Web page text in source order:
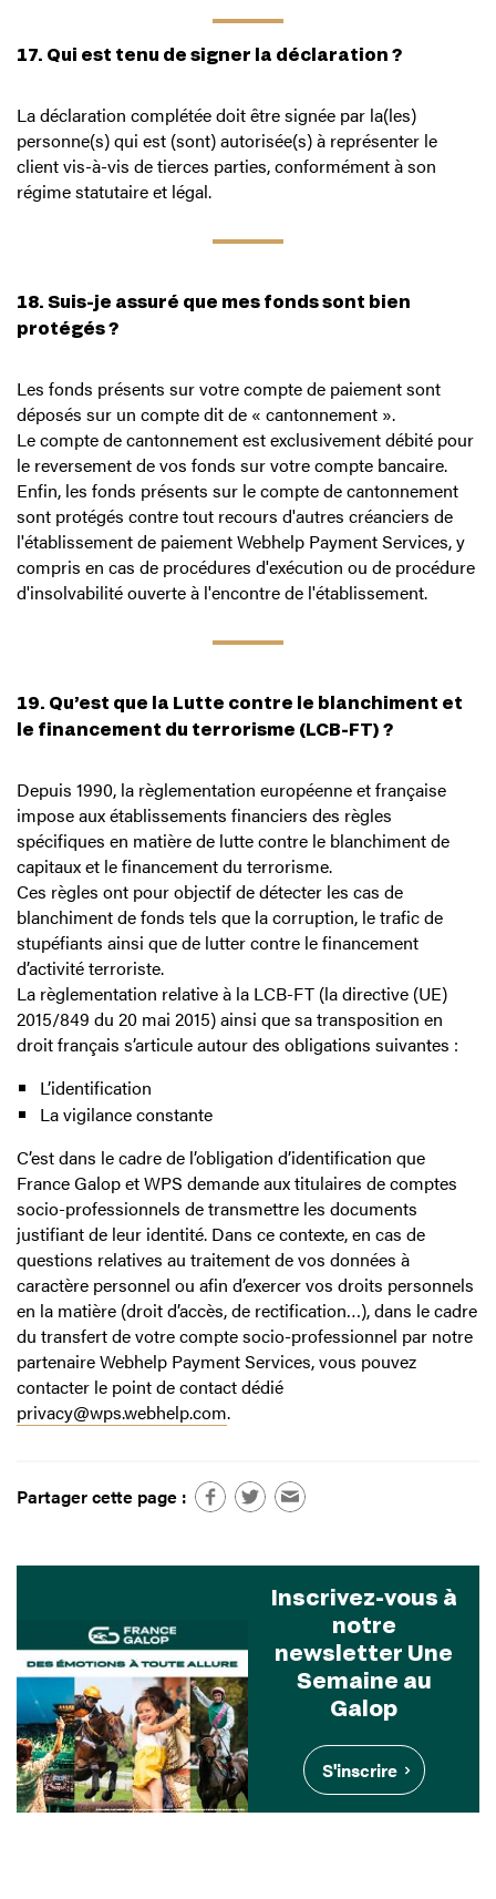
17. Qui est tenu de signer la déclaration ?
La déclaration complétée doit être signée par la(les)
personne(s) qui est (sont) autorisée(s) à représenter le
client vis-à-vis de tierces parties, conformément à son
régime statutaire et légal.
18. Suis-je assuré que mes fonds sont bien
protégés ?
Les fonds présents sur votre compte de paiement sont
déposés sur un compte dit de « cantonnement ».
Le compte de cantonnement est exclusivement débité pour
le reversement de vos fonds sur votre compte bancaire.
Enfin, les fonds présents sur le compte de cantonnement
sont protégés contre tout recours d'autres créanciers de
l'établissement de paiement Webhelp Payment Services, y
compris en cas de procédures d'exécution ou de procédure
d'insolvabilité ouverte à l'encontre de l'établissement.
19. Qu’est que la Lutte contre le blanchiment et
le financement du terrorisme (LCB-FT) ?
Depuis 1990, la règlementation européenne et française
impose aux établissements financiers des règles
spécifiques en matière de lutte contre le blanchiment de
capitaux et le financement du terrorisme.
Ces règles ont pour objectif de détecter les cas de
blanchiment de fonds tels que la corruption, le trafic de
stupéfiants ainsi que de lutter contre le financement
d’activité terroriste.
La règlementation relative à la LCB-FT (la directive (UE)
2015/849 du 20 mai 2015) ainsi que sa transposition en
droit français s’articule autour des obligations suivantes :
L’identification
La vigilance constante
C’est dans le cadre de l’obligation d’identification que
France Galop et WPS demande aux titulaires de comptes
socio-professionnels de transmettre les documents
justifiant de leur identité. Dans ce contexte, en cas de
questions relatives au traitement de vos données à
caractère personnel ou afin d’exercer vos droits personnels
en la matière (droit d’accès, de rectification…), dans le cadre
du transfert de votre compte socio-professionnel par notre
partenaire Webhelp Payment Services, vous pouvez
contacter le point de contact dédié
privacy@wps.webhelp.com.
Partager cette page :
Inscrivez-vous à
notre
newsletter Une
Semaine au
Galop
S'inscrire